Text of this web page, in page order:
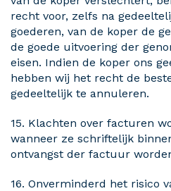
recht voor, zelfs na
goederen, van de koper de
de goede uitvoering der
eisen. Indien de koper ons
hebben wij het recht de
gedeeltelijk te annuleren.
15. Klachten over facturen
wanneer ze schriftelijk
ontvangst der factuur
16. Onverminderd het risico